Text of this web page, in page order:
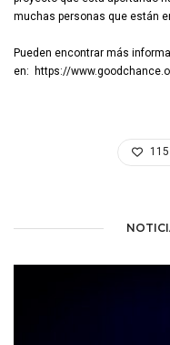
muchas personas que están
Pueden encontrar más
en: https://
115